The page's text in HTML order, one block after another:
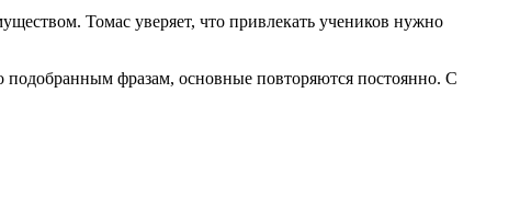
Томас уверяет, что привлекать учеников нужно
подобранным фразам, основные повторяются постоянно. С